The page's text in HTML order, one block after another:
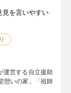
見を言いやすい
運営する自立援助
憩いの家」「祖師